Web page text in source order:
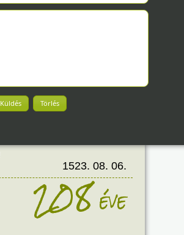
35
503
1523. 08. 06.
208éve
Küldés Törlés